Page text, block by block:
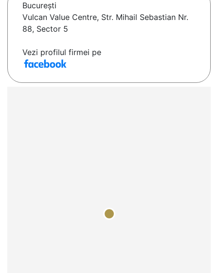
Bucureşti
Vulcan Value Centre, Str. Mihail Sebastian Nr.
88, Sector 5
Vezi profilul firmei pe